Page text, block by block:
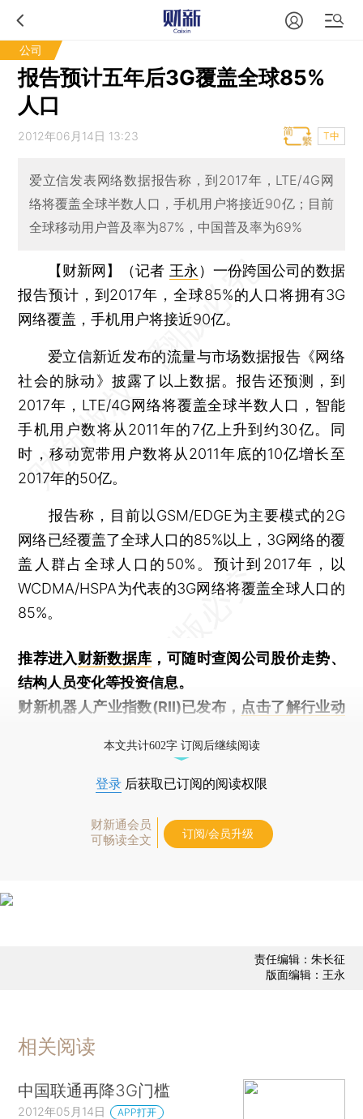
公司
报告预计五年后3G覆盖全球85%
人口
2012年06月14日 13:23 T中
爱立信发表网络数据报告称，到2017年，LTE/4G网
络将覆盖全球半数人口，手机用户将接近90亿；目前
全球移动用户普及率为87%，中国普及率为69%
【财新网】（记者 王永 ） 一份跨国公司的数据
报告预计，到2017年，全球85%的人口将拥有3G
网络覆盖，手机用户将接近90亿。
爱立信新近发布的流量与市场数据报告《网络
社会的脉动》披露了以上数据。报告还预测，到
2017年，LTE/4G网络将覆盖全球半数人口，智能
手机用户数将从2011年的7亿上升到约30亿。同
时，移动宽带用户数将从2011年底的10亿增长至
2017年的50亿。
报告称，目前以GSM/EDGE为主要模式的2G
网络已经覆盖了全球人口的85%以上，3G网络的覆
盖人群占全球人口的50%。预计到2017年，以
WCDMA/HSPA为代表的3G网络将覆盖全球人口的
85%。
推荐进入财新数据库 ，可随时查阅公司股价走势、
结构人员变化等投资信息。
财新机器人产业指数(RII)已发布， 点击了解行业动
本文共计602字 订阅后继续阅读
登录 后获取已订阅的阅读权限
财新通会员
可畅读全文
订阅/会员升级
责任编辑：朱长征
版面编辑：王永
相关阅读
中国联通再降3G门槛
2012年05月14日 APP打开